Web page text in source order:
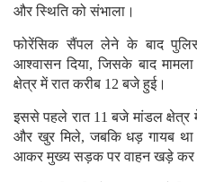
और स्थिति को संभाला।
फोरेंसिक सैंपल लेने के बाद
आश्वासन दिया, जिसके बाद
क्षेत्र में रात करीब 12 बजे हुई।
इससे पहले रात 11 बजे मांडल
और खुर मिले, जबकि धड़ गायब
आकर मुख्य सड़क पर वाहन खड़े कर